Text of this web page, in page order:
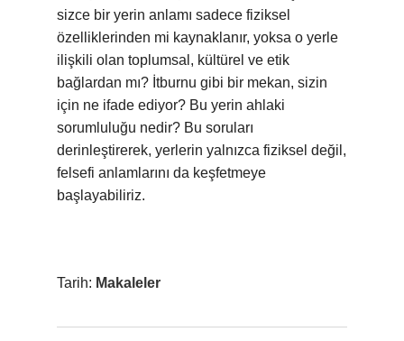
sizce bir yerin anlamı sadece fiziksel
özelliklerinden mi kaynaklanır, yoksa o yerle
ilişkili olan toplumsal, kültürel ve etik
bağlardan mı? İtburnu gibi bir mekan, sizin
için ne ifade ediyor? Bu yerin ahlaki
sorumluluğu nedir? Bu soruları
derinleştirerek, yerlerin yalnızca fiziksel değil,
felsefi anlamlarını da keşfetmeye
başlayabiliriz.
Tarih: Makaleler